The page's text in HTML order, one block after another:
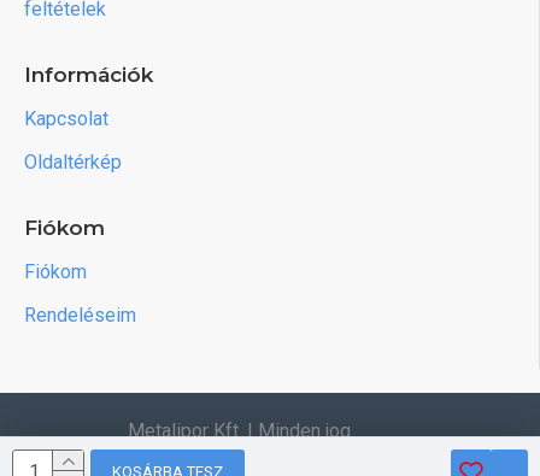
KOSÁRBA TESZ
feltételek
Információk
Kapcsolat
Oldaltérkép
Fiókom
Fiókom
Rendeléseim
Metalipor Kft. | Minden jog
fenntartva.